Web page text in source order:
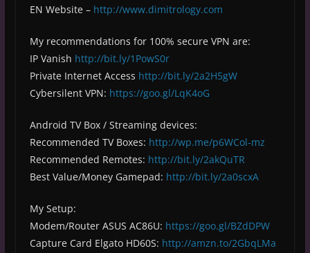
EN Website – http://www.dimitrology.com
My recommendations for 100% secure VPN are:
IP Vanish http://bit.ly/1PowS0r
Private Internet Access http://bit.ly/2a2H5gW
Cybersilent VPN: https://goo.gl/LqK4oG
Android TV Box / Streaming devices:
Recommended TV Boxes: http://wp.me/p6WCol-mz
Recommended Remotes: http://bit.ly/2akQuTR
Best Value/Money Gamepad: http://bit.ly/2a0scxA
My Setup:
Modem/Router ASUS AC86U: https://goo.gl/BZdDPW
Capture Card Elgato HD60S: http://amzn.to/2GbqLMa